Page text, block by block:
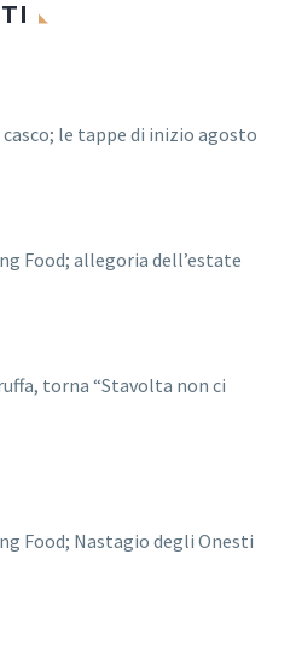
le tappe di inizio agosto
Food; allegoria dell’estate
torna “Stavolta non ci
Food; Nastagio degli Onesti